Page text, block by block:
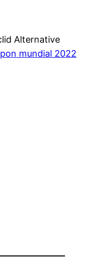
Alternative
mundial 2022